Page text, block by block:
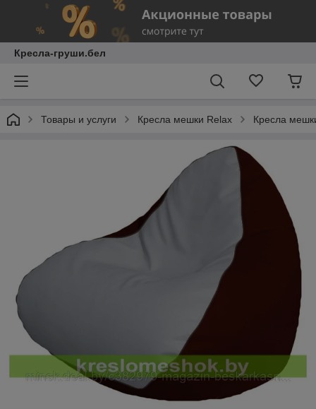
Кресла-груши.бел
Товары и услуги Кресла мешки Relax Кресла